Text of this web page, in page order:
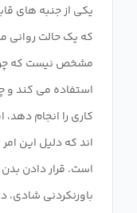
یکی از جنبه های
که یک حالت روانی
استفاده می کند و
کاری را انجام
اند که دلیل این
است. قرار دادن بدن
باورنکردنی شادی،